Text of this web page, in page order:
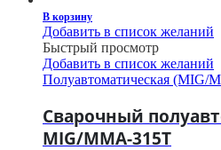
В корзину
Добавить в список желаний
Быстрый просмотр
Добавить в список желаний
Полуавтоматическая (MIG/
Сварочный
MIG/MMA-315T